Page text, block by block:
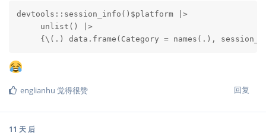
devtools::session_info()$platform |>
     unlist() |>
{\(.) data.frame(Category = names(.),
回复
englianhu 觉得很赞
11 天 后